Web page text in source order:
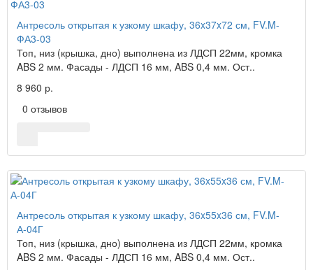
Антресоль открытая к узкому шкафу, 36x37x72 см, FV.M-
ФА3-03
Топ, низ (крышка, дно) выполнена из ЛДСП 22мм, кромка
ABS 2 мм. Фасады - ЛДСП 16 мм, ABS 0,4 мм. Ост..
8 960 р.
0 отзывов
Антресоль открытая к узкому шкафу, 36x55x36 см, FV.M-
А-04Г
Топ, низ (крышка, дно) выполнена из ЛДСП 22мм, кромка
ABS 2 мм. Фасады - ЛДСП 16 мм, ABS 0,4 мм. Ост..